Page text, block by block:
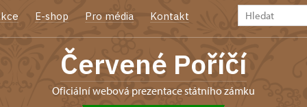
E-shop Pro média Kontakt
Červené Poříčí
oficiální webová prezentace státního zámku